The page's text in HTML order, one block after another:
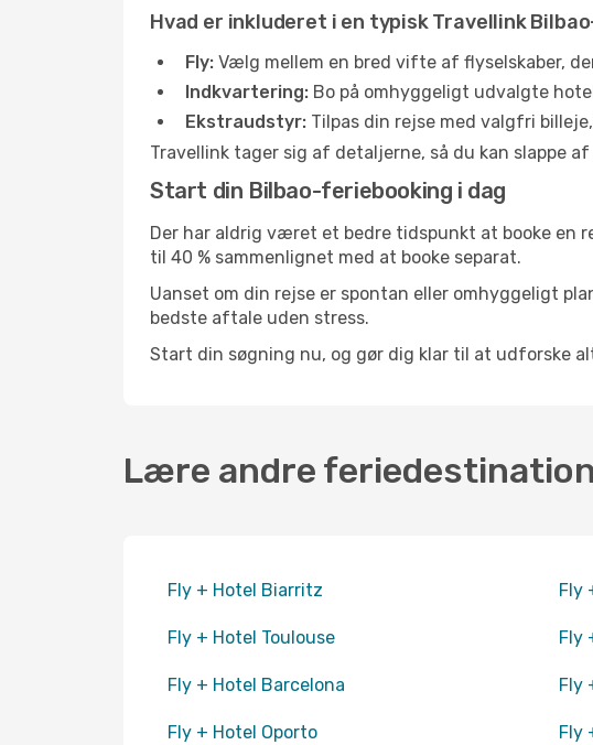
Hvad er inkluderet i en typisk Travellink
Fly: Vælg mellem en bred vifte af flyselskaber,
Indkvartering: Bo på omhyggeligt udvalgte
Ekstraudstyr: Tilpas din rejse med valgfri
Travellink tager sig af detaljerne, så du kan slappe
Start din Bilbao-feriebooking i dag
Der har aldrig været et bedre tidspunkt at booke en
til 40 % sammenlignet med at booke separat.
Uanset om din rejse er spontan eller omhyggeligt
bedste aftale uden stress.
Start din søgning nu, og gør dig klar til at udforske
Lære andre
Fly + Hotel Biarritz Fly
Fly + Hotel Toulouse Fly
Fly + Hotel Barcelona Fly
Fly + Hotel Oporto Fly